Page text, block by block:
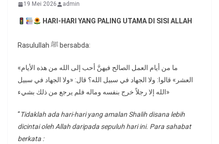
19 Mei 2026 admin
HARI-HARI YANG PALING UTAMA DI SISI ALLAH
Rasulullah ﷺ bersabda:
«ما من أيام العمل الصالح فيهنَّ أحب إلى الله من هذه الأيام
العشر» قالوا: ولا الجهاد في سبيل الله؟ قال: «ولا الجهاد في سبيل
الله إلا رجلاً خرج بنفسه وماله فلم يرجع من ذلك بشيء»
“Tidaklah ada hari-hari yang amalan Shalih disana lebih
dicintai oleh Allah daripada sepuluh hari ini. Para sahabat
berkata :